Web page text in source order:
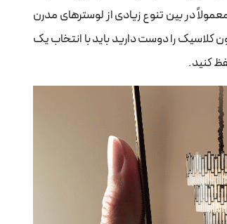
در بین تنوع زیادی از لوسترهای مدرن
کلاسیک را دوست دارید باید با انتخاب یک
کنید.